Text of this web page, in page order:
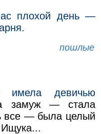
плохой день —
пошлые
имела девичью
замуж — стала
все — была целый